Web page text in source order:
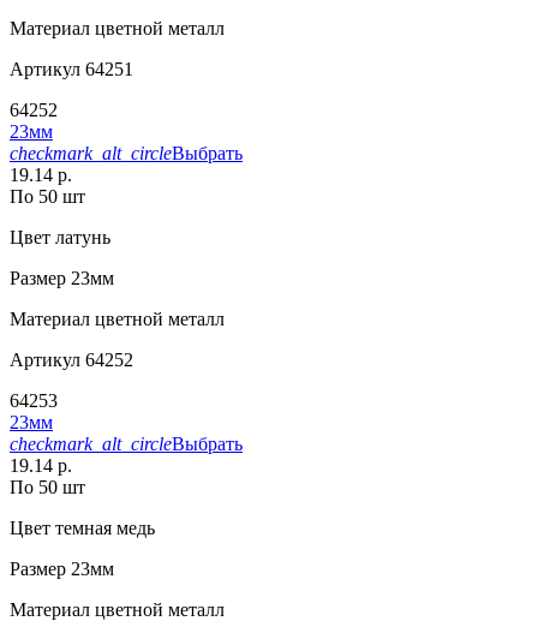
Материал цветной металл
Артикул 64251
64252
23мм
checkmark_alt_circleВыбрать
19.14 р.
По 50 шт
Цвет латунь
Размер 23мм
Материал цветной металл
Артикул 64252
64253
23мм
checkmark_alt_circleВыбрать
19.14 р.
По 50 шт
Цвет темная медь
Размер 23мм
Материал цветной металл